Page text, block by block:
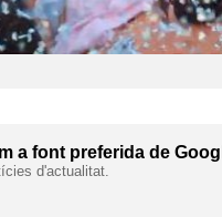
a font preferida de
d'actualitat.